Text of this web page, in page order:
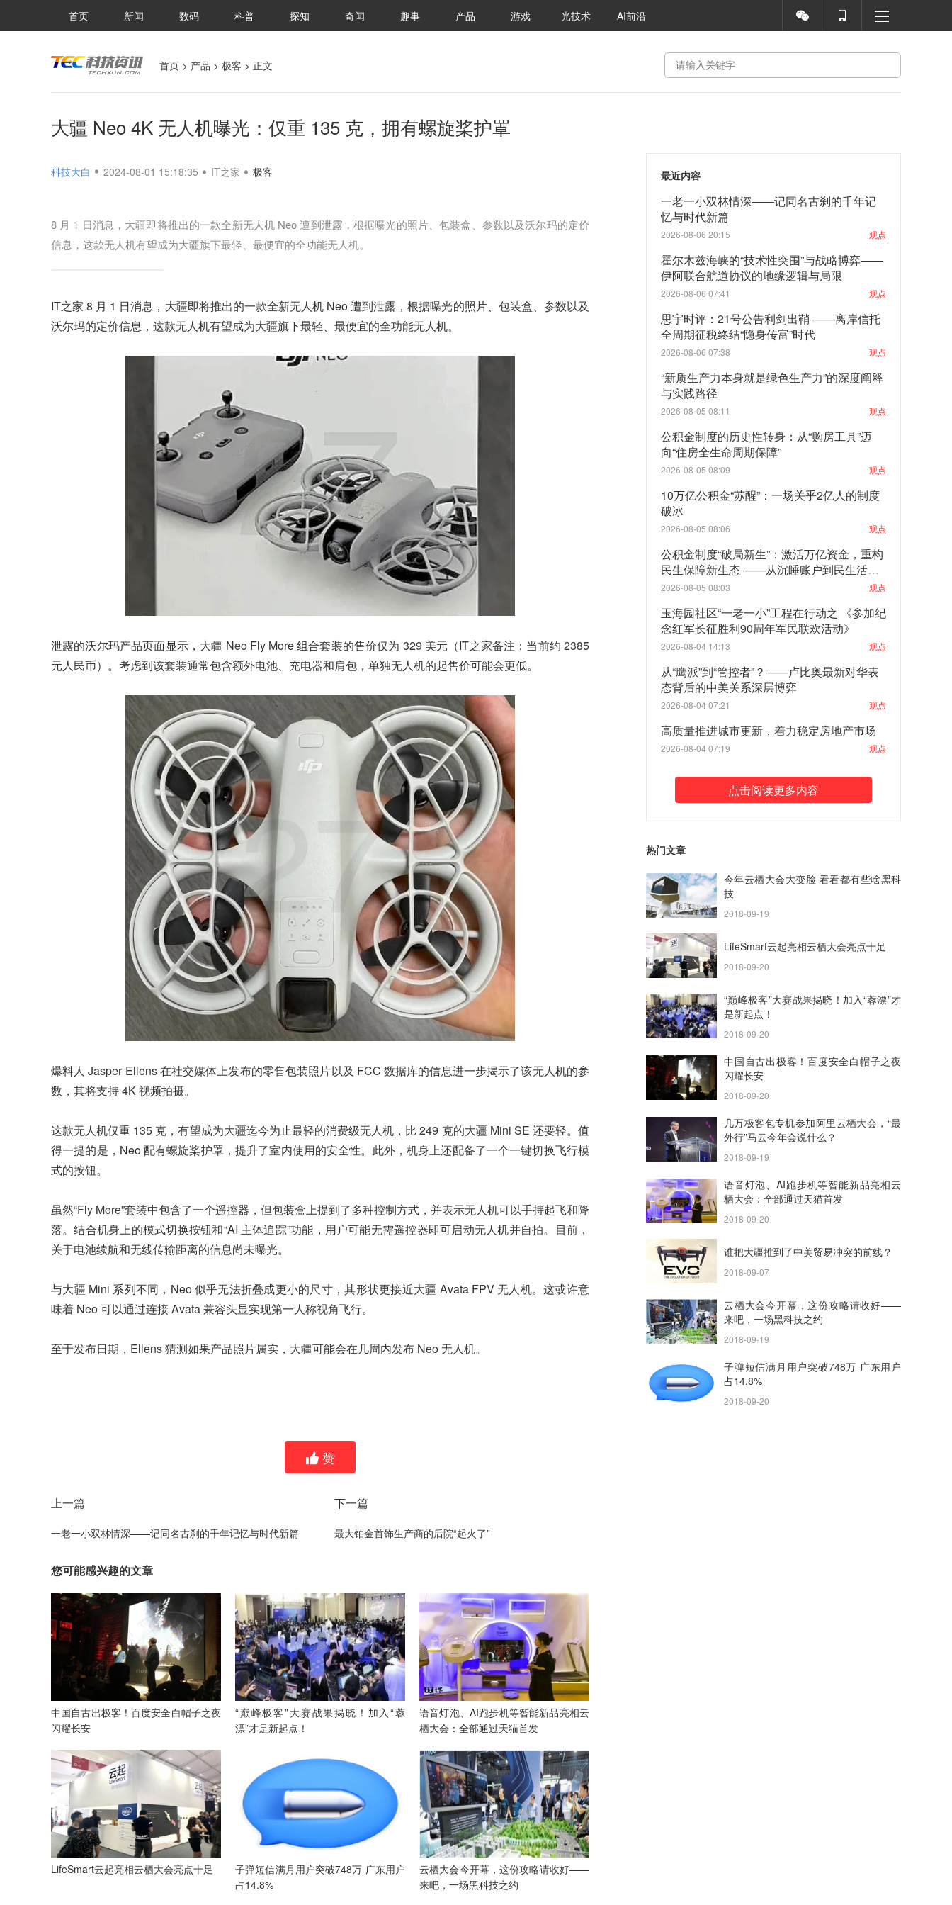
首页 新闻 数码 科普 探知 奇闻 趣事 产品 游戏 光技术 AI前沿
首页 > 产品 > 极客 > 正文
大疆 Neo 4K 无人机曝光：仅重 135 克，拥有螺旋桨护罩
科技大白 2024-08-01 15:18:35 IT之家 极客
8 月 1 日消息，大疆即将推出的一款全新无人机 Neo 遭到泄露，根据曝光的照片、包装盒、参数以及沃尔玛的定价
信息，这款无人机有望成为大疆旗下最轻、最便宜的全功能无人机。
IT之家 8 月 1 日消息，大疆即将推出的一款全新无人机 Neo 遭到泄露，根据曝光的照片、包装盒、参数以及
沃尔玛的定价信息，这款无人机有望成为大疆旗下最轻、最便宜的全功能无人机。
泄露的沃尔玛产品页面显示，大疆 Neo Fly More 组合套装的售价仅为 329 美元（IT之家备注：当前约 2385
元人民币）。考虑到该套装通常包含额外电池、充电器和肩包，单独无人机的起售价可能会更低。
爆料人 Jasper Ellens 在社交媒体上发布的零售包装照片以及 FCC 数据库的信息进一步揭示了该无人机的参
数，其将支持 4K 视频拍摄。
这款无人机仅重 135 克，有望成为大疆迄今为止最轻的消费级无人机，比 249 克的大疆 Mini SE 还要轻。值
得一提的是，Neo 配有螺旋桨护罩，提升了室内使用的安全性。此外，机身上还配备了一个一键切换飞行模
式的按钮。
虽然“Fly More”套装中包含了一个遥控器，但包装盒上提到了多种控制方式，并表示无人机可以手持起飞和降
落。结合机身上的模式切换按钮和“AI 主体追踪”功能，用户可能无需遥控器即可启动无人机并自拍。目前，
关于电池续航和无线传输距离的信息尚未曝光。
与大疆 Mini 系列不同，Neo 似乎无法折叠成更小的尺寸，其形状更接近大疆 Avata FPV 无人机。这或许意
味着 Neo 可以通过连接 Avata 兼容头显实现第一人称视角飞行。
至于发布日期，Ellens 猜测如果产品照片属实，大疆可能会在几周内发布 Neo 无人机。
赞
上一篇
一老一小双林情深——记同名古刹的千年记忆与时代新篇
下一篇
最大铂金首饰生产商的后院“起火了”
您可能感兴趣的文章
中国自古出极客！百度安全白帽子之夜
闪耀长安
“巅峰极客”大赛战果揭晓！加入“蓉
漂”才是新起点！
语音灯泡、AI跑步机等智能新品亮相云
栖大会：全部通过天猫首发
LifeSmart云起亮相云栖大会亮点十足
子弹短信满月用户突破748万 广东用户
占14.8%
云栖大会今开幕，这份攻略请收好——
来吧，一场黑科技之约
最近内容
一老一小双林情深——记同名古刹的千年记
忆与时代新篇
2026-08-06 20:15 观点
霍尔木兹海峡的“技术性突围”与战略博弈——
伊阿联合航道协议的地缘逻辑与局限
2026-08-06 07:41 观点
思宇时评：21号公告利剑出鞘 ——离岸信托
全周期征税终结“隐身传富”时代
2026-08-06 07:38 观点
“新质生产力本身就是绿色生产力”的深度阐释
与实践路径
2026-08-05 08:11 观点
公积金制度的历史性转身：从“购房工具”迈
向“住房全生命周期保障”
2026-08-05 08:09 观点
10万亿公积金“苏醒”：一场关乎2亿人的制度
破冰
2026-08-05 08:06 观点
公积金制度“破局新生”：激活万亿资金，重构
民生保障新生态 ——从沉睡账户到民生活
水：一场关乎亿万家庭的制度性觉醒
2026-08-05 08:03 观点
玉海园社区“一老一小”工程在行动之 《参加纪
念红军长征胜利90周年军民联欢活动》
2026-08-04 14:13 观点
从“鹰派”到“管控者”？——卢比奥最新对华表
态背后的中美关系深层博弈
2026-08-04 07:21 观点
高质量推进城市更新，着力稳定房地产市场
2026-08-04 07:19 观点
点击阅读更多内容
热门文章
今年云栖大会大变脸 看看都有些啥黑科
技
2018-09-19
LifeSmart云起亮相云栖大会亮点十足
2018-09-20
“巅峰极客”大赛战果揭晓！加入“蓉漂”才
是新起点！
2018-09-20
中国自古出极客！百度安全白帽子之夜
闪耀长安
2018-09-20
几万极客包专机参加阿里云栖大会，“最
外行”马云今年会说什么？
2018-09-19
语音灯泡、AI跑步机等智能新品亮相云
栖大会：全部通过天猫首发
2018-09-20
谁把大疆推到了中美贸易冲突的前线？
2018-09-07
云栖大会今开幕，这份攻略请收好——
来吧，一场黑科技之约
2018-09-19
子弹短信满月用户突破748万 广东用户
占14.8%
2018-09-20